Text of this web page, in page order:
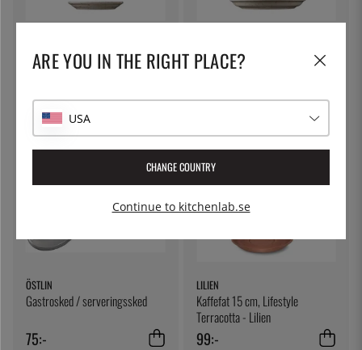
Espressofat 12 cm, Lifestyle
Natural - Lilien
69:-
Kaffefat 15 cm, Lifestyle Natural
- Lilien
89:-
ÖSTLIN
Gastrosked / serveringssked
75:-
LILIEN
Kaffefat 15 cm, Lifestyle
Terracotta - Lilien
99:-
ARE YOU IN THE RIGHT PLACE?
USA
CHANGE COUNTRY
Continue to kitchenlab.se